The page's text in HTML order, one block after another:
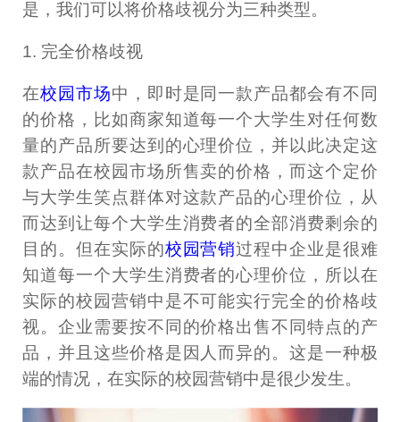
是，我们可以将价格歧视分为三种类型。
1. 完全价格歧视
在校园市场中，即时是同一款产品都会有不同
的价格，比如商家知道每一个大学生对任何数
量的产品所要达到的心理价位，并以此决定这
款产品在校园市场所售卖的价格，而这个定价
与大学生笑点群体对这款产品的心理价位，从
而达到让每个大学生消费者的全部消费剩余的
目的。但在实际的校园营销过程中企业是很难
知道每一个大学生消费者的心理价位，所以在
实际的校园营销中是不可能实行完全的价格歧
视。企业需要按不同的价格出售不同特点的产
品，并且这些价格是因人而异的。这是一种极
端的情况，在实际的校园营销中是很少发生。